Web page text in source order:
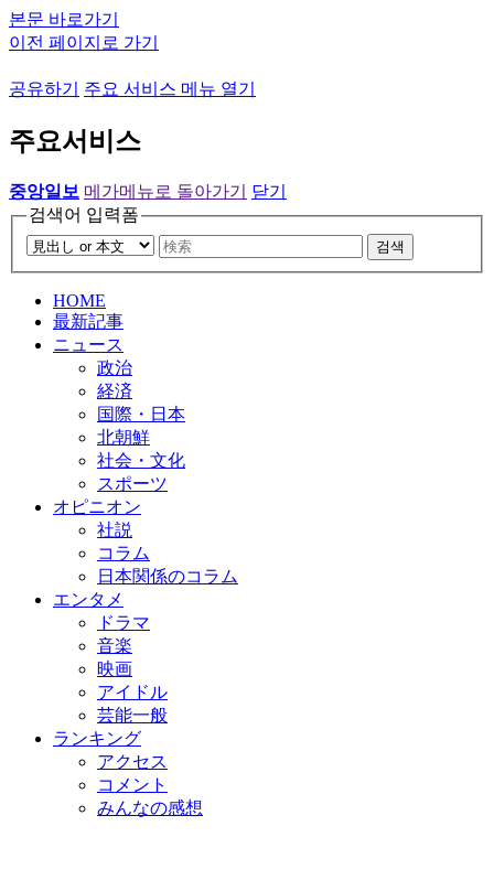
본문 바로가기
이전 페이지로 가기
공유하기 주요 서비스 메뉴 열기
주요서비스
중앙일보 메가메뉴로 돌아가기
닫기
검색어 입력폼
검색
HOME
最新記事
ニュース
政治
経済
国際・日本
北朝鮮
社会・文化
スポーツ
オピニオン
社説
コラム
日本関係のコラム
エンタメ
ドラマ
音楽
映画
アイドル
芸能一般
ランキング
アクセス
コメント
みんなの感想